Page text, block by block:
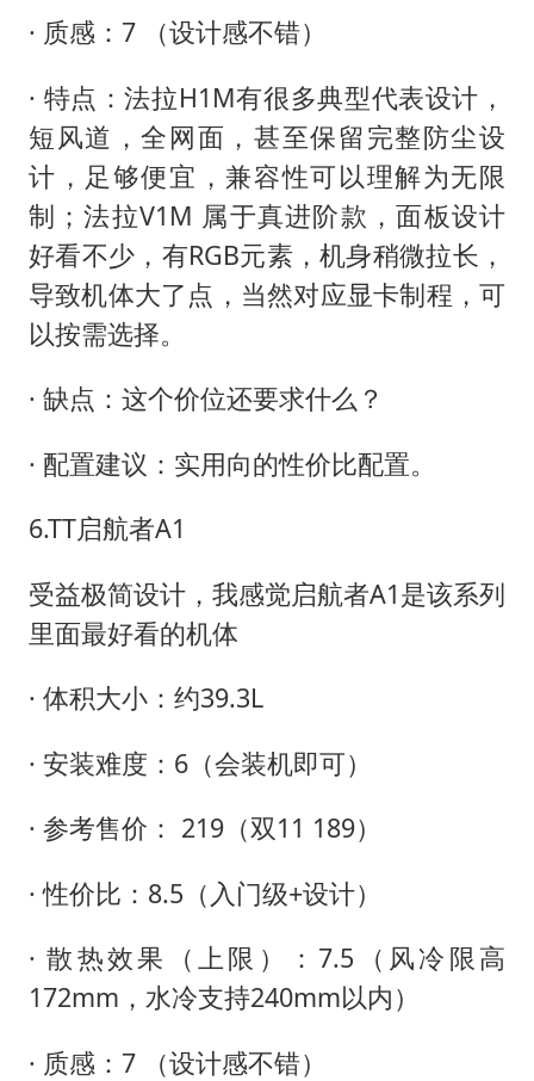
· 质感：7 （设计感不错）
· 特点：法拉H1M有很多典型代表设计，
短风道，全网面，甚至保留完整防尘设
计，足够便宜，兼容性可以理解为无限
制；法拉V1M 属于真进阶款，面板设计
好看不少，有RGB元素，机身稍微拉长，
导致机体大了点，当然对应显卡制程，可
以按需选择。
· 缺点：这个价位还要求什么？
· 配置建议：实用向的性价比配置。
6.TT启航者A1
受益极简设计，我感觉启航者A1是该系列
里面最好看的机体
· 体积大小：约39.3L
· 安装难度：6（会装机即可）
· 参考售价： 219（双11 189）
· 性价比：8.5（入门级+设计）
· 散热效果（上限）：7.5（风冷限高
172mm，水冷支持240mm以内）
· 质感：7 （设计感不错）